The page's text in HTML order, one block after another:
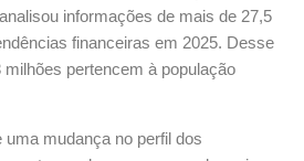
informações de mais de 27,5
financeiras em 2025. Desse
pertencem à população
uma mudança no perfil dos